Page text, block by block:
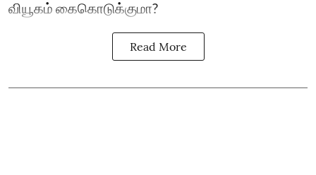
வியூகம் கைகொடுக்குமா?
Read More